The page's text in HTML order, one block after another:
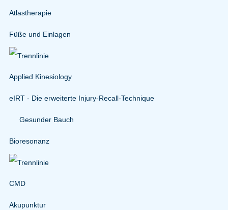
Atlastherapie
Füße und Einlagen
Applied Kinesiology
eIRT - Die erweiterte Injury-Recall-Technique
Gesunder Bauch
Bioresonanz
CMD
Akupunktur